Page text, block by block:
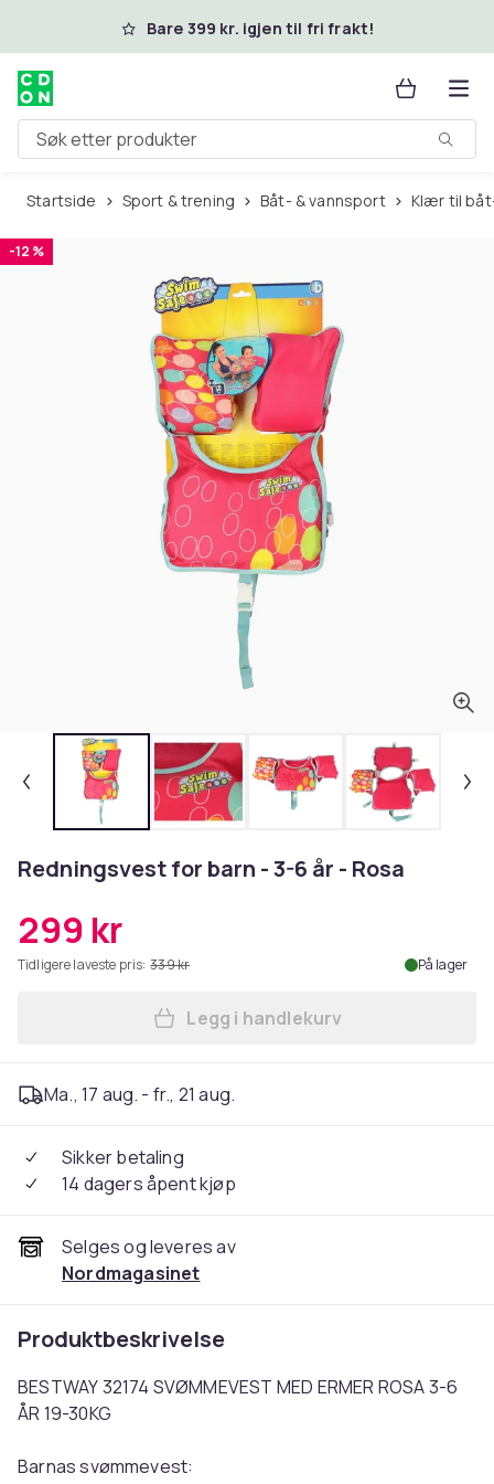
Hopp til hovedinnholdBare 399 kr. igjen til fri frakt!
Søk etter produkter
Startside Sport & trening Båt- & vannsport Klær til
-12 %
Redningsvest for barn - 3-6 år - Rosa
299 kr
Tidligere laveste pris: 339 kr På lager
Legg Redningsvest for
Legg i handlekurv
Ma., 17 aug. - fr., 21 aug.
Sikker betaling
14 dagers åpent kjøp
Selges og leveres av
Nordmagasinet
Produktbeskrivelse
BESTWAY 32174 SVØMMEVEST MED ERMER ROSA 3-6
ÅR 19-30KG
Barnas svømmevest: